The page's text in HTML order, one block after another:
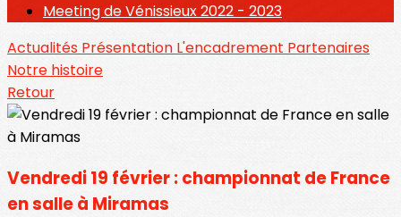
Meeting de Vénissieux 2022 - 2023
Actualités Présentation L'encadrement Partenaires
Notre histoire
Retour
Vendredi 19 février : championnat de France
en salle à Miramas